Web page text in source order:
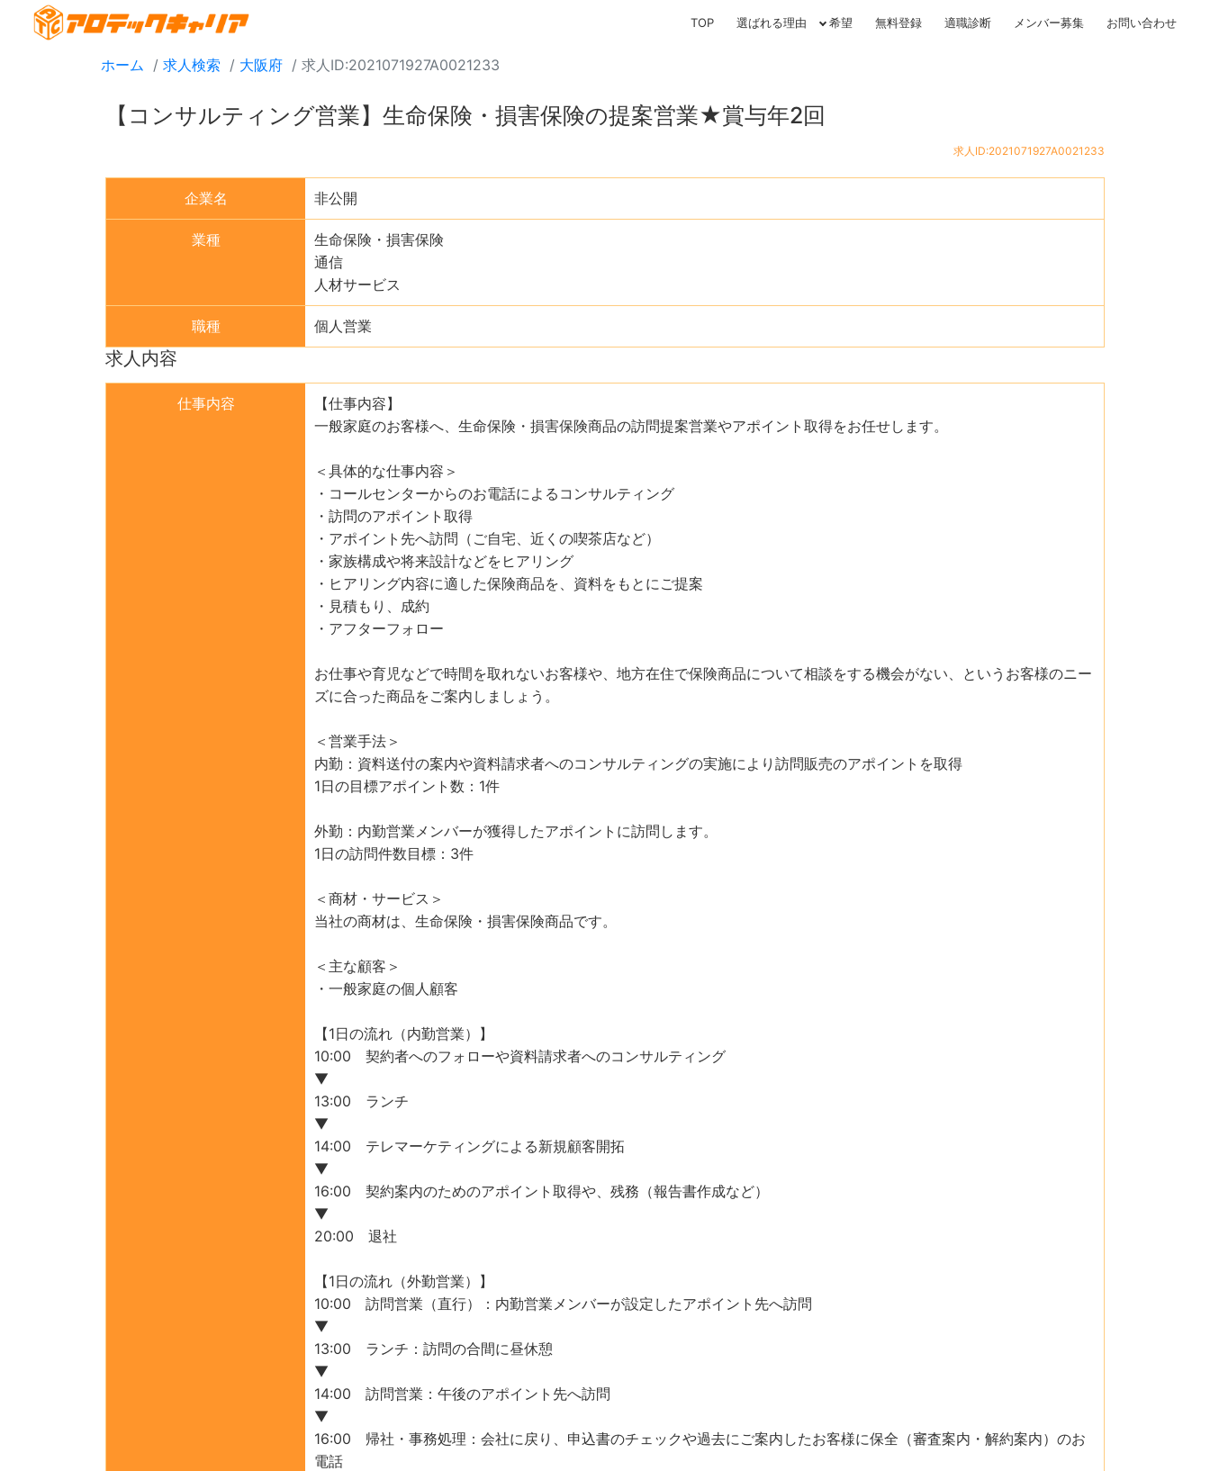
TOP 選ばれる理由 希望 無料登録 適職診断 メンバー募集 お問い合わせ
ホーム 求人検索 大阪府 求人ID:2021071927A0021233
【コンサルティング営業】生命保険・損害保険の提案営業★賞与年2回
求人ID:2021071927A0021233
企業名 非公開
業種
生命保険・損害保険
通信
人材サービス
職種 個人営業
求人内容
仕事内容
【仕事内容】
一般家庭のお客様へ、生命保険・損害保険商品の訪問提案営業やアポイント取得をお任せします。
＜具体的な仕事内容＞
・コールセンターからのお電話によるコンサルティング
・訪問のアポイント取得
・アポイント先へ訪問（ご自宅、近くの喫茶店など）
・家族構成や将来設計などをヒアリング
・ヒアリング内容に適した保険商品を、資料をもとにご提案
・見積もり、成約
・アフターフォロー
お仕事や育児などで時間を取れないお客様や、地方在住で保険商品について相談をする機会がない、というお客様のニー
ズに合った商品をご案内しましょう。
＜営業手法＞
内勤：資料送付の案内や資料請求者へのコンサルティングの実施により訪問販売のアポイントを取得
1日の目標アポイント数：1件
外勤：内勤営業メンバーが獲得したアポイントに訪問します。
1日の訪問件数目標：3件
＜商材・サービス＞
当社の商材は、生命保険・損害保険商品です。
＜主な顧客＞
・一般家庭の個人顧客
【1日の流れ（内勤営業）】
10:00 契約者へのフォローや資料請求者へのコンサルティング
▼
13:00 ランチ
▼
14:00 テレマーケティングによる新規顧客開拓
▼
16:00 契約案内のためのアポイント取得や、残務（報告書作成など）
▼
20:00 退社
【1日の流れ（外勤営業）】
10:00 訪問営業（直行）：内勤営業メンバーが設定したアポイント先へ訪問
▼
13:00 ランチ：訪問の合間に昼休憩
▼
14:00 訪問営業：午後のアポイント先へ訪問
▼
16:00 帰社・事務処理：会社に戻り、申込書のチェックや過去にご案内したお客様に保全（審査案内・解約案内）のお
電話